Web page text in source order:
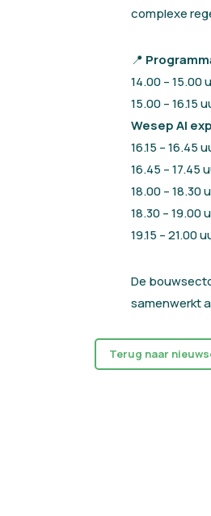
complexe
📍
14.00 – 15.00
15.00 – 16.15
Wesep AI
16.15 – 16.45
16.45 – 17.45
18.00 – 18.30
18.30 – 19.00
19.15 – 21.00
De
samenwerkt
Terug naar